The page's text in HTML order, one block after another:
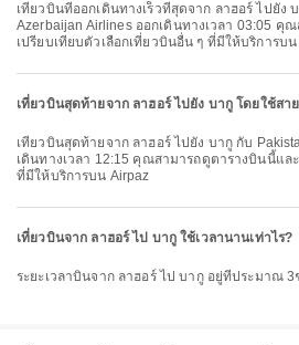
เที่ยวบินที่ออกเดินทางเร็วที่สุดจาก ลาฮอร์ ไปยัง บากู กับ อาเซอร์ไบจานแอร์ไลน์ /
Azerbaijan Airlines ออกเดินทางเวลา 03:05 คุ
เปรียบเทียบตัวเลือกเที่ยวบินอื่น ๆ ที่มีให้บริการบ
เที่ยวบินสุดท้ายจาก ลาฮอร์ ไปยัง บากู โดยใช้สา
เที่ยวบินสุดท้ายจาก ลาฮอร์ ไปยัง บากู กับ Pakistan International Airlines ออก
เดินทางเวลา 12:15 คุณสามารถดูตารางบินนี้แล
ที่มีให้บริการบน Airpaz
เที่ยวบินจาก ลาฮอร์ ไป บากู ใช้เวลานานเท่าไร?
ระยะเวลาบินจาก ลาฮอร์ ไป บากู อยู่ที่ประมาณ